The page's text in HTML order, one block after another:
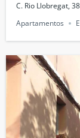
C. Rio Llobregat,
Apartamentos